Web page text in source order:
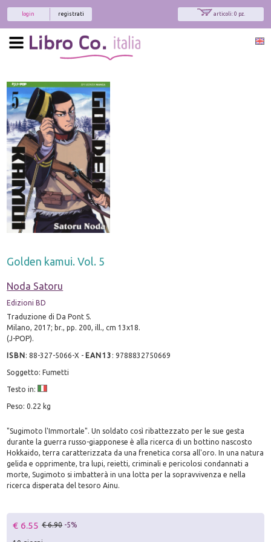
articoli: 0 pz.
registrati
login
Golden kamui. Vol. 5
Noda Satoru
Edizioni BD
Traduzione di Da Pont S.
Milano, 2017; br., pp. 200, ill., cm 13x18.
(J-POP).
ISBN:88-327-5066-X - EAN13 :9788832750669
Soggetto: Fumetti
Testo in:
Peso: 0.22 kg
"Sugimoto l'Immortale". Un soldato così ribattezzato per le sue gesta
durante la guerra russo-giapponese è alla ricerca di un bottino nascosto
Hokkaido, terra caratterizzata da una frenetica corsa all'oro. In una natura
gelida e opprimente, tra lupi, reietti, criminali e pericolosi condannati a
morte, Sugimoto si imbatterà in una lotta per la sopravvivenza e nella
ricerca disperata del tesoro Ainu.
€ 6.55 € 6.90 -5%
Interessato ai nostri libri?
Allora iscriviti alla nostra newsletter!
Sarai informato delle nostre novità, potrai
comunque cancellarti quando desideri.
modulo di iscrizione